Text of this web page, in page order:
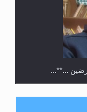
...**...